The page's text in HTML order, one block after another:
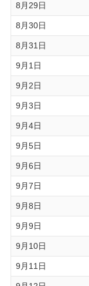
8月29日
8月30日
8月31日
9月1日
9月2日
9月3日
9月4日
9月5日
9月6日
9月7日
9月8日
9月9日
9月10日
9月11日